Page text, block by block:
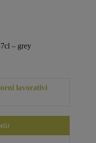
– grey
lavorativi